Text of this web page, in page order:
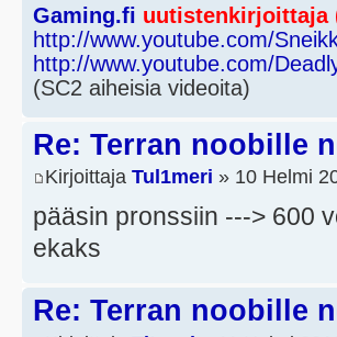
Gaming.fi uutistenkirjoittaja
http://www.youtube.com/
http://www.youtube.com/
(SC2 aiheisia videoita)
Re: Terran noobille
Kirjoittaja Tul1meri » 10 Helmi
pääsin pronssiin ---> 600
ekaks
Re: Terran noobille